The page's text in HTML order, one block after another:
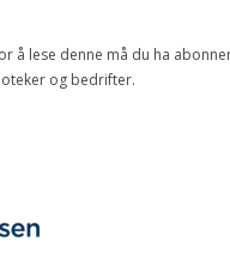
lese denne må du ha
og bedrifter.